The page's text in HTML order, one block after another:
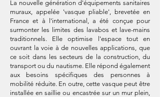
La nouvelle génération d'équipements sanitaires
muraux, appelée 'vasque pliable', brevetée en
France et à l'international, a été conçue pour
surmonter les limites des lavabos et lave-mains
traditionnels. Elle optimise l'espace tout en
ouvrant la voie à de nouvelles applications, que
ce soit dans les secteurs de la construction, du
transport ou du nautisme. Elle répond également
aux besoins spécifiques des personnes à
mobilité réduite. En outre, cette vasque peut être
installée en saillie ou encastrée sur un mur plein,